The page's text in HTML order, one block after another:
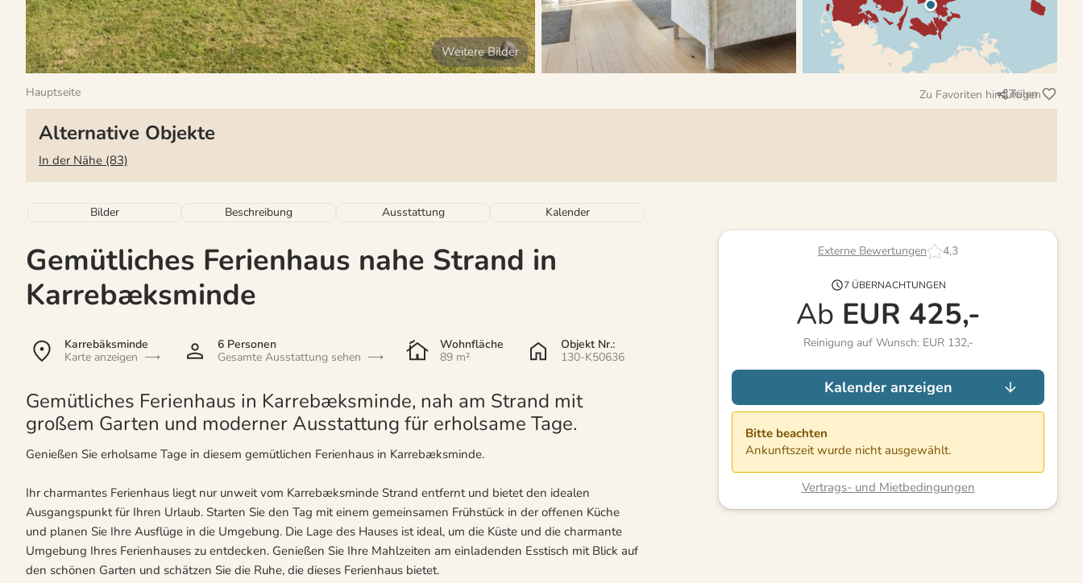
Hauptseite Zu Favoriten hinzufügen
Teilen
Alternative Objekte
In der Nähe (83)
Bilder Beschreibung Ausstattung Kalender
Gemütliches Ferienhaus nahe Strand in
Karrebæksminde
Karrebäksminde
Karte anzeigen
6 Personen
Gesamte Ausstattung sehen
Wohnfläche
89 m²
Objekt Nr.:
130-K50636
Gemütliches Ferienhaus in Karrebæksminde, nah am Strand mit
großem Garten und moderner Ausstattung für erholsame Tage.
Genießen Sie erholsame Tage in diesem gemütlichen Ferienhaus in Karrebæksminde.
Ihr charmantes Ferienhaus liegt nur unweit vom Karrebæksminde Strand entfernt und bietet den idealen
Ausgangspunkt für Ihren Urlaub. Starten Sie den Tag mit einem gemeinsamen Frühstück in der offenen Küche
und planen Sie Ihre Ausflüge in die Umgebung. Die Lage des Hauses ist ideal, um die Küste und die charmante
Umgebung Ihres Ferienhauses zu entdecken. Genießen Sie Ihre Mahlzeiten am einladenden Esstisch mit Blick auf
den schönen Garten und schätzen Sie die Ruhe, die dieses Ferienhaus bietet.
Externe Bewertungen 4,3
7 ÜBERNACHTUNGEN
Ab EUR 425,-
Reinigung auf Wunsch: EUR 132,-
Kalender anzeigen
Bitte beachten
Ankunftszeit wurde nicht ausgewählt.
Vertrags- und Mietbedingungen